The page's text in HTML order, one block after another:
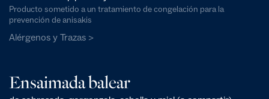
Producto sometido a un tratamiento de congelación para la
prevención de anisakis
Alérgenos y Trazas >
Ensaimada balear